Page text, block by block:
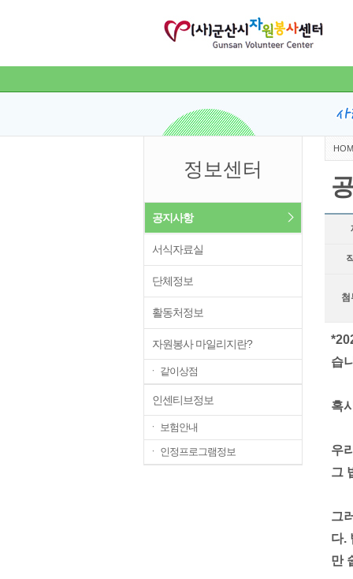
정보센터
공지사항
서식자료실
단체정보
활동처정보
자원봉사 마일리지란?
ㆍ 같이상점
인센티브정보
ㆍ 보험안내
ㆍ 인정프로그램정보
첨
습
혹
우
그
그
다.
만